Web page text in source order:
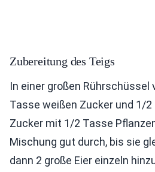
Zubereitung des Teigs
In einer großen
Tasse weißen Zucker und 1/
Zucker mit 1/2 Tasse
Mischung gut durch, bis sie
dann 2 große Eier einzeln